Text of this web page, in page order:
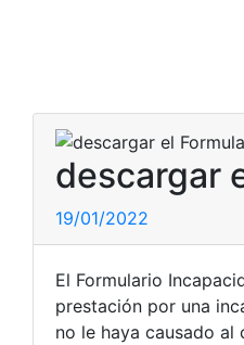
descargar
19/01/2022
El Formulario
prestación por una
no le haya causado